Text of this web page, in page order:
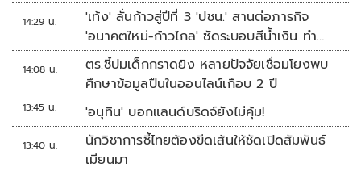
14:29 น.
'เท้ง' ลั่นก้าวสู่ปีที่ 3 'ปชน.' สานต่อภารกิจ
'อนาคตใหม่-ก้าวไกล' ซัดระบอบสีน้ำเงิน ทำ
หลักนิติรัฐ-นิติธรรมสั่นคลอน
14:08 น.
ตร.ชี้ปมเด็กกราดยิง หลายปัจจัยเชื่อมโยงพบ
ศึกษาข้อมูลปืนในออนไลน์เกือบ 2 ปี
13:45 น. 'อนุทิน' บอกแลนด์บริดจ์ยังไม่คุ้ม!
13:40 น.
นักวิชาการชี้ไทยต้องขีดเส้นให้ชัดเปิดสัมพันธ์
เมียนมา